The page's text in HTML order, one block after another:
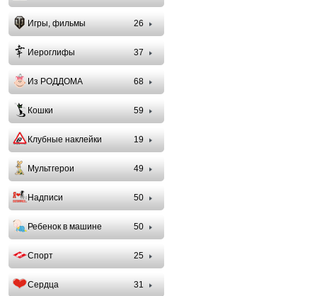
Игры, фильмы 26
Иероглифы 37
Из РОДДОМА 68
Кошки 59
Клубные наклейки 19
Мультгерои 49
Надписи 50
Ребенок в машине 50
Спорт 25
Сердца 31